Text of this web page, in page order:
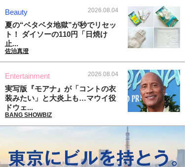
Beauty 2026.08.04
夏の“ベタベタ地獄”が秒でリセッ
ト！ ダイソーの110円「日焼け
止...
佐治真澄
Entertainment 2026.08.04
実写版『モアナ』が「コントの衣
装みたい」と大炎上も…マウイ役
ドウェ...
BANG SHOWBIZ